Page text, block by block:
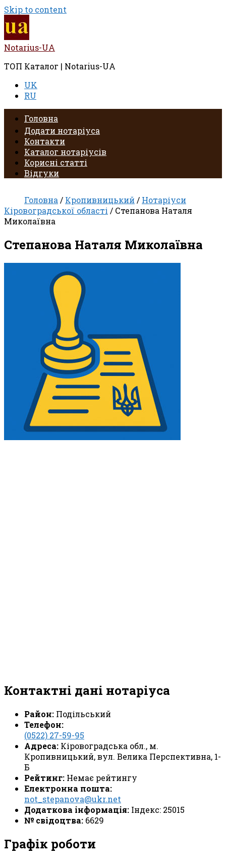
Skip to content
Notarius-UA
ТОП Каталог | Notarius-UA
UK
RU
Головна
Додати нотаріуса
Контакти
Каталог нотаріусів
Корисні статті
Відгуки
Головна / Кропивницький / Нотаріуси
Кіровоградської області / Степанова Наталя
Миколаївна
Степанова Наталя Миколаївна
Контактні дані нотаріуса
Район: Подільський
Телефон:
(0522) 27-59-95
Адреса: Кіровоградська обл., м.
Кропивницький, вул. Велика Перспективна, 1-
Б
Рейтинг: Немає рейтингу
Електронна пошта:
not_stepanova@ukr.net
Додаткова інформація: Індекс: 25015
№ свідоцтва: 6629
Графік роботи